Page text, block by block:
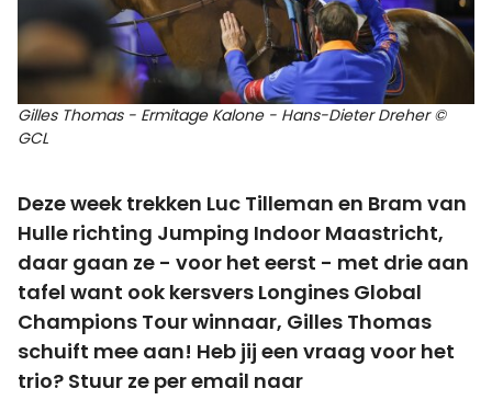
Gilles Thomas - Ermitage Kalone - Hans-Dieter Dreher ©
GCL
Deze week trekken Luc Tilleman en Bram van
Hulle richting Jumping Indoor Maastricht,
daar gaan ze - voor het eerst - met drie aan
tafel want ook kersvers Longines Global
Champions Tour winnaar, Gilles Thomas
schuift mee aan! Heb jij een vraag voor het
trio? Stuur ze per email naar